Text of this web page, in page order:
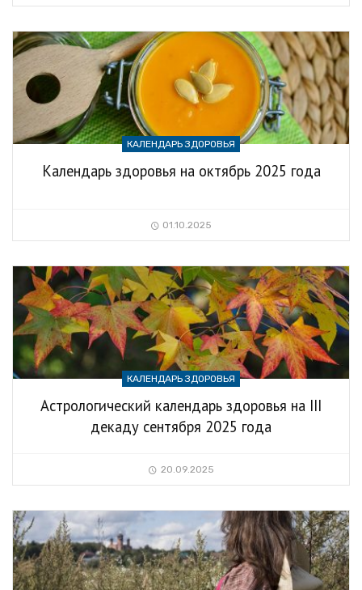
КАЛЕНДАРЬ ЗДОРОВЬЯ
Календарь здоровья на октябрь 2025 года
01.10.2025
КАЛЕНДАРЬ ЗДОРОВЬЯ
Астрологический календарь здоровья на III
декаду сентября 2025 года
20.09.2025